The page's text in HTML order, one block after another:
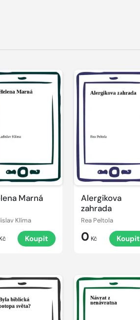
Marná
Klíma
Kč Koupit
Alergikova
zahrada
Rea Peltola
0 Kč Koupit